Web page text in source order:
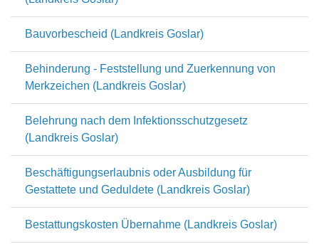
Bauvorbescheid (Landkreis Goslar)
Behinderung - Feststellung und Zuerkennung von
Merkzeichen (Landkreis Goslar)
Belehrung nach dem Infektionsschutzgesetz
(Landkreis Goslar)
Beschäftigungserlaubnis oder Ausbildung für
Gestattete und Geduldete (Landkreis Goslar)
Bestattungskosten Übernahme (Landkreis Goslar)